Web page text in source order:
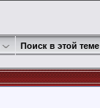
Поиск в этой теме